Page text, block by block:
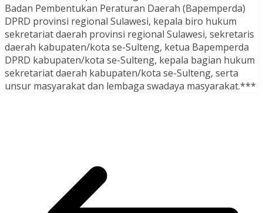
Badan Pembentukan Peraturan Daerah (Bapemperda)
DPRD provinsi regional Sulawesi, kepala biro hukum
sekretariat daerah provinsi regional Sulawesi, sekretaris
daerah kabupaten/kota se-Sulteng, ketua Bapemperda
DPRD kabupaten/kota se-Sulteng, kepala bagian hukum
sekretariat daerah kabupaten/kota se-Sulteng, serta
unsur masyarakat dan lembaga swadaya masyarakat.***